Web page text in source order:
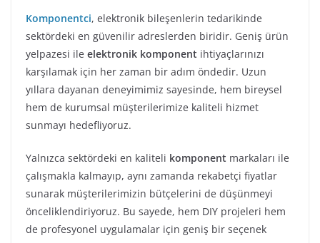
Komponentci, elektronik bileşenlerin tedarikinde
sektördeki en güvenilir adreslerden biridir. Geniş ürün
yelpazesi ile elektronik komponent ihtiyaçlarınızı
karşılamak için her zaman bir adım öndedir. Uzun
yıllara dayanan deneyimimiz sayesinde, hem bireysel
hem de kurumsal müşterilerimize kaliteli hizmet
sunmayı hedefliyoruz.
Yalnızca sektördeki en kaliteli komponent markaları ile
çalışmakla kalmayıp, aynı zamanda rekabetçi fiyatlar
sunarak müşterilerimizin bütçelerini de düşünmeyi
önceliklendiriyoruz. Bu sayede, hem DIY projeleri hem
de profesyonel uygulamalar için geniş bir seçenek